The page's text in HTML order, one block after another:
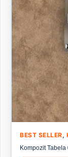
BEST SELLER,
Kompozit Tabela